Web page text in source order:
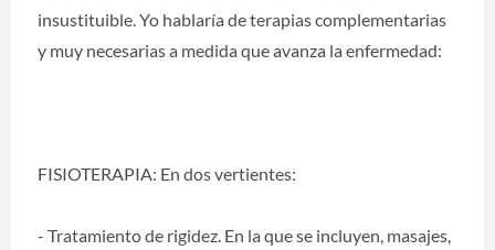
insustituible. Yo hablaría de terapias complementarias
y muy necesarias a medida que avanza la enfermedad:
FISIOTERAPIA: En dos vertientes:
- Tratamiento de rigidez. En la que se incluyen, masajes,